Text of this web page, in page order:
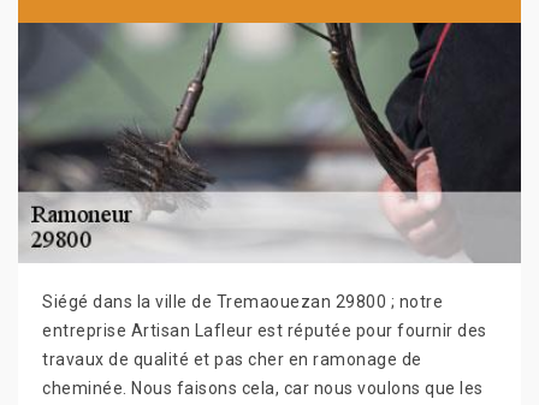
Siégé dans la ville de Tremaouezan 29800 ; notre
entreprise Artisan Lafleur est réputée pour fournir des
travaux de qualité et pas cher en ramonage de
cheminée. Nous faisons cela, car nous voulons que les